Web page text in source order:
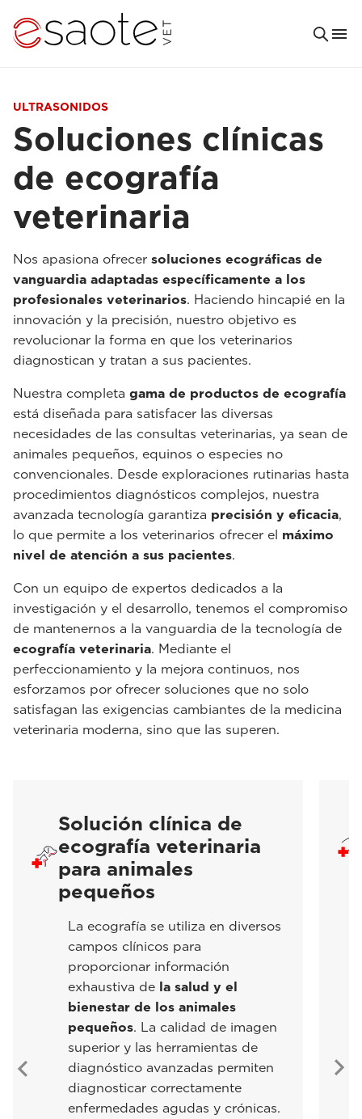
ULTRASONIDOS
Soluciones clínicas
de ecografía
veterinaria
Nos apasiona ofrecer soluciones ecográficas de
vanguardia adaptadas específicamente a los
profesionales veterinarios. Haciendo hincapié en la
innovación y la precisión, nuestro objetivo es
revolucionar la forma en que los veterinarios
diagnostican y tratan a sus pacientes.
Nuestra completa gama de productos de ecografía
está diseñada para satisfacer las diversas
necesidades de las consultas veterinarias, ya sean de
animales pequeños, equinos o especies no
convencionales. Desde exploraciones rutinarias hasta
procedimientos diagnósticos complejos, nuestra
avanzada tecnología garantiza precisión y eficacia,
lo que permite a los veterinarios ofrecer el máximo
nivel de atención a sus pacientes.
Con un equipo de expertos dedicados a la
investigación y el desarrollo, tenemos el compromiso
de mantenernos a la vanguardia de la tecnología de
ecografía veterinaria. Mediante el
perfeccionamiento y la mejora continuos, nos
esforzamos por ofrecer soluciones que no solo
satisfagan las exigencias cambiantes de la medicina
veterinaria moderna, sino que las superen.
Solución clínica de
ecografía veterinaria
para animales
pequeños
La ecografía se utiliza en diversos
campos clínicos para
proporcionar información
exhaustiva de la salud y el
bienestar de los animales
pequeños. La calidad de imagen
superior y las herramientas de
diagnóstico avanzadas permiten
diagnosticar correctamente
enfermedades agudas y crónicas.